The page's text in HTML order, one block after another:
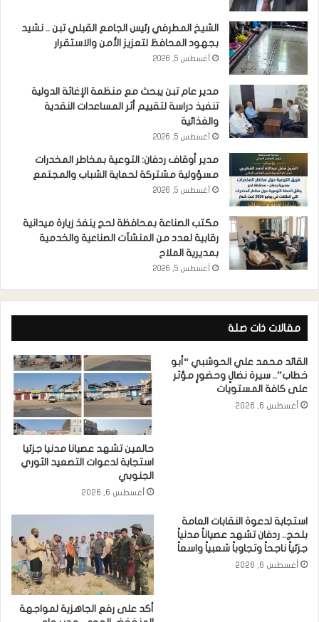
الشيخ المطرفي رئيس الجامع القبلي تبن .. نشيد
بجهود المحافظ لتعزيز الأمن والاستقرار
أغسطس 5, 2026
مدير عام تبن يبحث مع منظمة الإغاثة الدولية
تنفيذ دراسة لتقييم أثر المساعدات النقدية
والغذائية
أغسطس 5, 2026
مدير أوقاف ردفان: التوعية بمخاطر المخدرات
مسؤولية مشتركة لحماية الشباب والمجتمع
أغسطس 5, 2026
مكتب الصناعة بمحافظة لحج ينفذ زيارة ميدانية
رقابية لعدد من المنشآت الصناعية والخدمية
بمديرية الملاح
أغسطس 5, 2026
مقالات ذات صلة
القائد محمد علي الحوشبي “أبو
خطاب”.. سيرة نضالٍ وحضورٍ مؤثر
على كافة المستويات
أغسطس 6, 2026
حالمين تشهد عصيانا مدنيا جزئيا
استجابة لدعوات التصعيد الثوري
الجنوبي
أغسطس 6, 2026
استجابة لدعوة النقابات العامة
بلحج.. ردفان تشهد عصياناً مدنياً
جزئياً ناجحاً وتجاوباً شعبياً واسعاً
أغسطس 6, 2026
أكد على رفع الجاهزية لمواجهة